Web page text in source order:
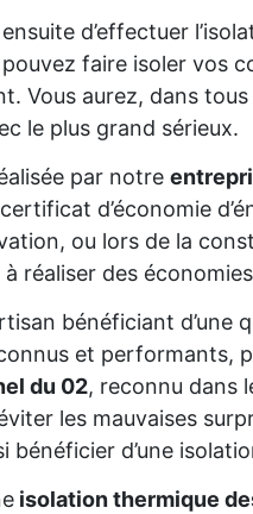
d’effectuer
faire isoler vos
Vous aurez, dans
le plus grand sérieux.
par notre
d’économie
ou lors de la
réaliser des
bénéficiant d’une
et performants,
du 02, reconnu dans
les mauvaises
bénéficier d’une
isolation thermique